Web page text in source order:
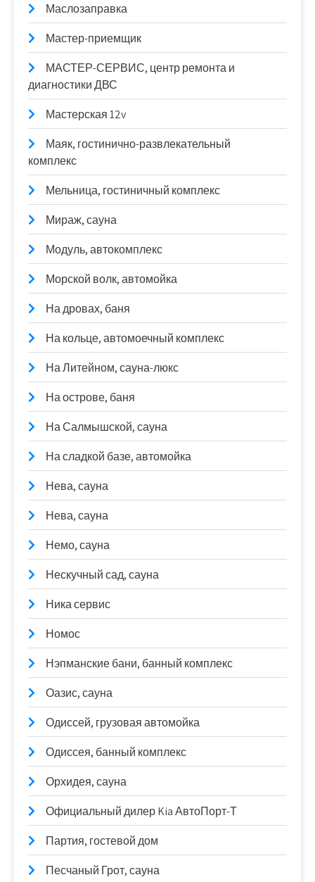
Маслозаправка
Мастер-приемщик
МАСТЕР-СЕРВИС, центр ремонта и
диагностики ДВС
Мастерская 12v
Маяк, гостинично-развлекательный
комплекс
Мельница, гостиничный комплекс
Мираж, сауна
Модуль, автокомплекс
Морской волк, автомойка
На дровах, баня
На кольце, автомоечный комплекс
На Литейном, сауна-люкс
На острове, баня
На Салмышской, сауна
На сладкой базе, автомойка
Нева, сауна
Нева, сауна
Немо, сауна
Нескучный сад, сауна
Ника сервис
Номос
Нэпманские бани, банный комплекс
Оазис, сауна
Одиссей, грузовая автомойка
Одиссея, банный комплекс
Орхидея, сауна
Официальный дилер Kia АвтоПорт-Т
Партия, гостевой дом
Песчаный Грот, сауна